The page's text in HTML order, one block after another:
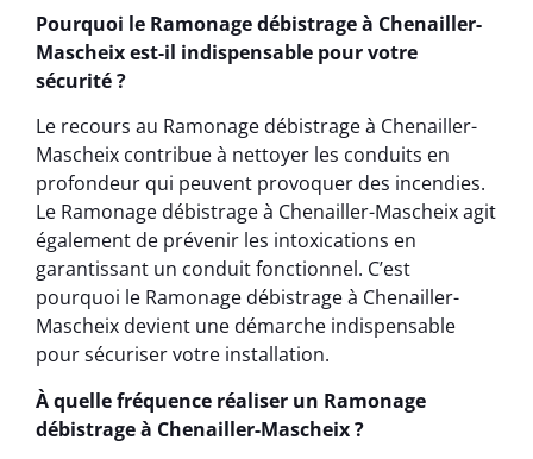
Pourquoi le Ramonage débistrage à Chenailler-
Mascheix est-il indispensable pour votre
sécurité ?
Le recours au Ramonage débistrage à Chenailler-
Mascheix contribue à nettoyer les conduits en
profondeur qui peuvent provoquer des incendies.
Le Ramonage débistrage à Chenailler-Mascheix agit
également de prévenir les intoxications en
garantissant un conduit fonctionnel. C’est
pourquoi le Ramonage débistrage à Chenailler-
Mascheix devient une démarche indispensable
pour sécuriser votre installation.
À quelle fréquence réaliser un Ramonage
débistrage à Chenailler-Mascheix ?